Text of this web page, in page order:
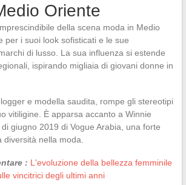
Oriente
della scena moda in Medio
per i suoi look sofisticati e le sue
di lusso. La sua influenza si estende
ispirando migliaia di giovani donne in
e modella saudita, rompe gli stereotipi
vitiligine. È apparsa accanto a Winnie
giugno 2019 di Vogue Arabia, una forte
nella moda.
: L'evoluzione della bellezza femminile
vincitrici degli ultimi anni